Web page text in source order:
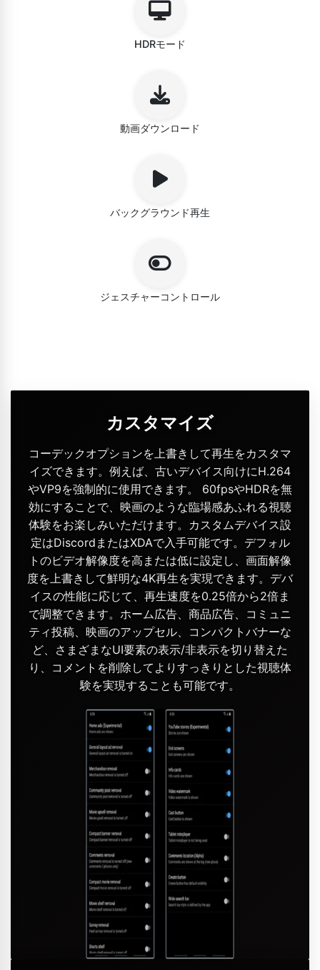
HDRモード
動画ダウンロード
バックグラウンド再生
ジェスチャーコントロール
カスタマイズ
コーデックオプションを上書きして再生をカスタマ
イズできます。例えば、古いデバイス向けにH.264
やVP9を強制的に使用できます。 60fpsやHDRを無
効にすることで、映画のような臨場感あふれる視聴
体験をお楽しみいただけます。カスタムデバイス設
定はDiscordまたはXDAで入手可能です。デフォル
トのビデオ解像度を高または低に設定し、画面解像
度を上書きして鮮明な4K再生を実現できます。デバ
イスの性能に応じて、再生速度を0.25倍から2倍ま
で調整できます。ホーム広告、商品広告、コミュニ
ティ投稿、映画のアップセル、コンパクトバナーな
ど、さまざまなUI要素の表示/非表示を切り替えた
り、コメントを削除してよりすっきりとした視聴体
験を実現することも可能です。